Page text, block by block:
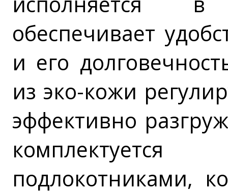
обеспечивает
и его
из эко-кожи
эффективно
подлокотниками,